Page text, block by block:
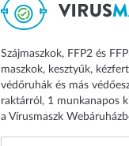
Szájmaszkok, FFP2 és
maszkok, kesztyűk,
védőruhák és más
raktárról, 1 munkanapos
a Vírusmaszk